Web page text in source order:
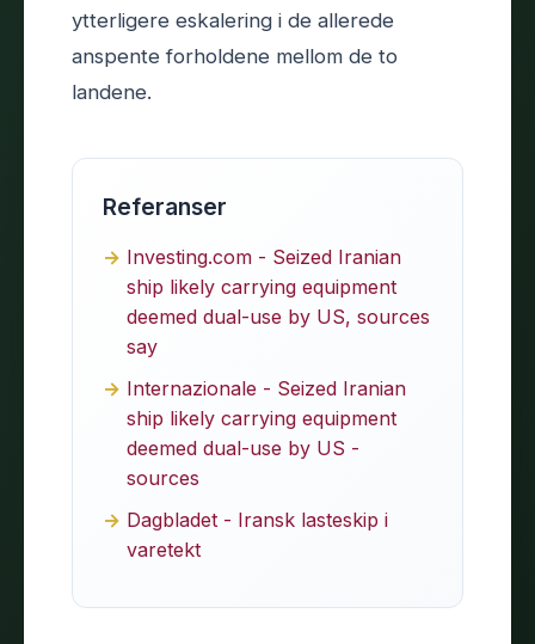
ytterligere eskalering i de allerede
anspente forholdene mellom de to
landene.
Referanser
Investing.com - Seized Iranian
ship likely carrying equipment
deemed dual-use by US, sources
say
Internazionale - Seized Iranian
ship likely carrying equipment
deemed dual-use by US -
sources
Dagbladet - Iransk lasteskip i
varetekt